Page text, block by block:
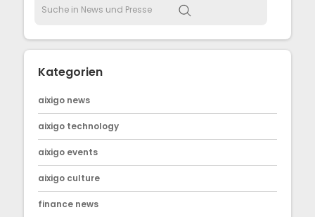
Kategorien
aixigo news
aixigo technology
aixigo events
aixigo culture
finance news